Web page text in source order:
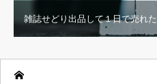
雑誌せどり出品して１日で売れ